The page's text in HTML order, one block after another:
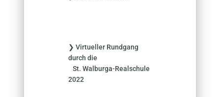
❯ Virtueller Rundgang
durch die
St. Walburga-Realschule
2022